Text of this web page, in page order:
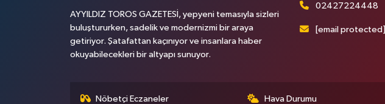
AYYILDIZ TOROS GAZETESİ, yepyeni temasıyla sizleri
buluştururken, sadelik ve modernizmi bir araya
getiriyor. Şatafattan kaçınıyor ve insanlara haber
okuyabilecekleri bir altyapı sunuyor.
02427224448
[email protected]
Nöbetçi Eczaneler Hava Durumu